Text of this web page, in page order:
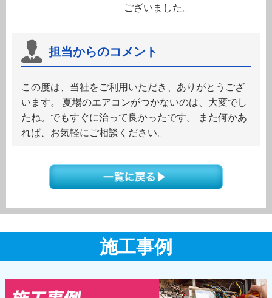
ございました。
担当からのコメント
この度は、当社をご利用いただき、ありがとうござ
います。 夏場のエアコンがつかないのは、大変でし
たね。でもすぐに治って良かったです。 また何かあ
れば、お気軽にご相談ください。
施工事例